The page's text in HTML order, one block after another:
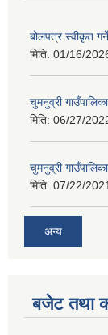
बोलपत्र स्वीकृत
मिति: 01/16/
चुमनुव्री
मिति: 06/27/
चुमनुव्री
मिति: 07/22/
अन्य
बजेट तथा